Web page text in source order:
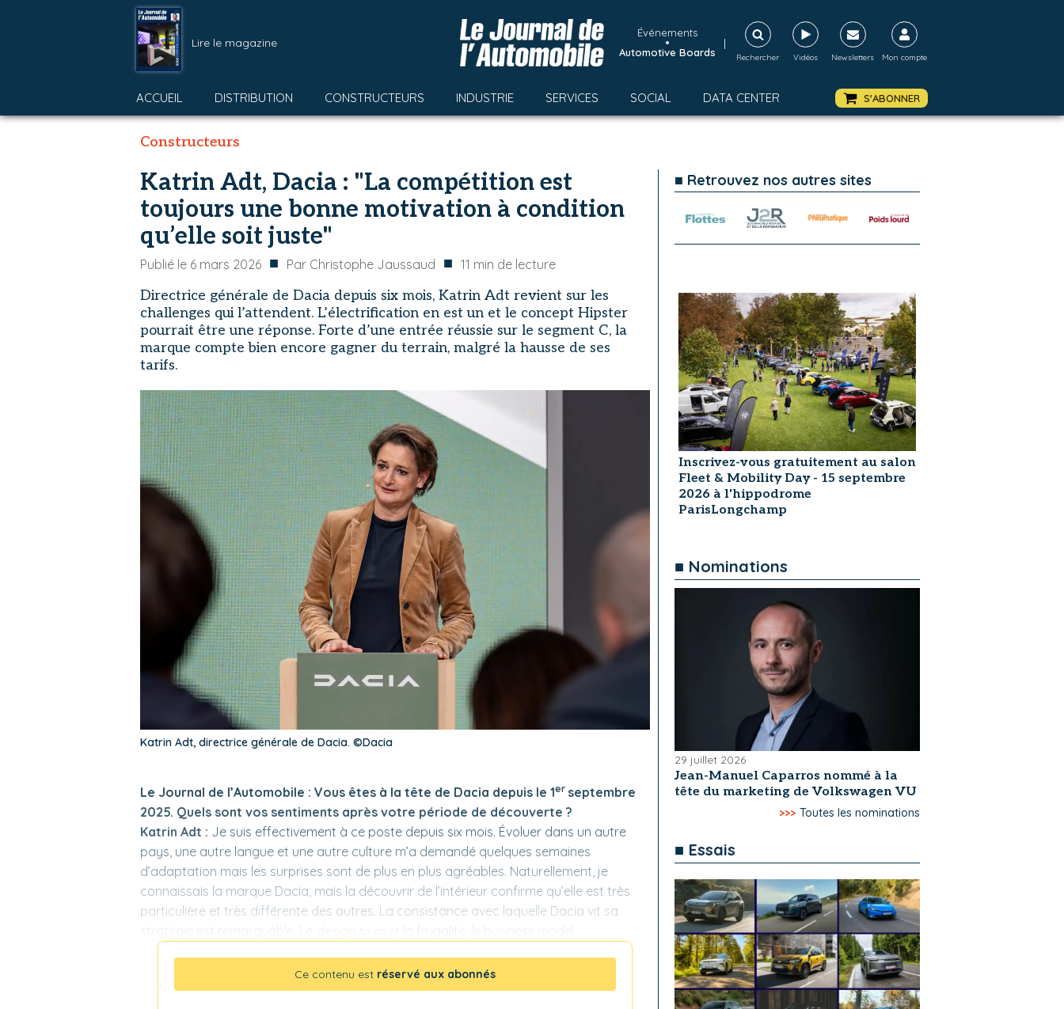
Lire le magazine
Événements
•
Automotive Boards
|
Rechercher Vidéos Newsletters Mon compte
ACCUEIL DISTRIBUTION CONSTRUCTEURS INDUSTRIE SERVICES SOCIAL DATA CENTER S'ABONNER
Constructeurs
Katrin Adt, Dacia : "La compétition est
toujours une bonne motivation à condition
qu’elle soit juste"
Publié le 6 mars 2026 ■ Par Christophe Jaussaud ■ 11 min de lecture
Directrice générale de Dacia depuis six mois, Katrin Adt revient sur les
challenges qui l’attendent. L’électrification en est un et le concept Hipster
pourrait être une réponse. Forte d’une entrée réussie sur le segment C, la
marque compte bien encore gagner du terrain, malgré la hausse de ses
tarifs.
Katrin Adt, directrice générale de Dacia. ©Dacia
Le Journal de l’Automobile : Vous êtes à la tête de Dacia depuis le 1er septembre
2025. Quels sont vos sentiments après votre période de découverte ?
Katrin Adt : Je suis effectivement à ce poste depuis six mois. Évoluer dans un autre
pays, une autre langue et une autre culture m’a demandé quelques semaines
d’adaptation mais les surprises sont de plus en plus agréables. Naturellement, je
connaissais la marque Dacia, mais la découvrir de l’intérieur confirme qu’elle est très
particulière et très différente des autres. La consistance avec laquelle Dacia vit sa
, la frugalité, le business model
Ce contenu est réservé aux abonnés
■ Retrouvez nos autres sites
Inscrivez-vous gratuitement au salon
Fleet & Mobility Day - 15 septembre
2026 à l'hippodrome
ParisLongchamp
■ Nominations
29 juillet 2026
Jean-Manuel Caparros nommé à la
tête du marketing de Volkswagen VU
>>> Toutes les nominations
■ Essais